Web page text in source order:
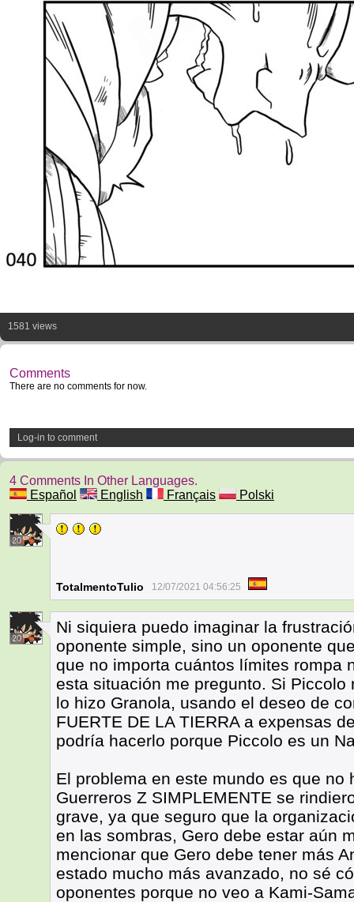
1581 views
Comments
There are no comments for now.
Log-in to comment
4 Comments In Other Languages.
Español
English Français Polski
20
TotalmentoTulio 12/07/2021 04:56:25
20
Ni siquiera puedo imaginar la
oponente simple, sino un oponente
que no importa cuántos límites rompa
esta situación me pregunto. Si
lo hizo Granola, usando el deseo de
FUERTE DE LA TIERRA a expensas
podría hacerlo porque Piccolo es un
El problema en este mundo es que
Guerreros Z SIMPLEMENTE se
grave, ya que seguro que la
en las sombras, Gero debe estar aún
mencionar que Gero debe tener más
estado mucho más avanzado, no sé
oponentes porque no veo a Kami-